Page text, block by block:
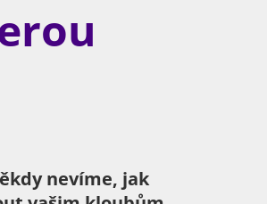
nevíme, jak